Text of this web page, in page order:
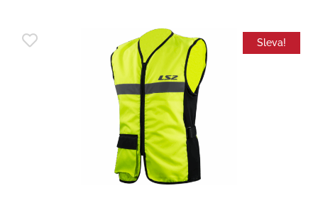
Sleva!